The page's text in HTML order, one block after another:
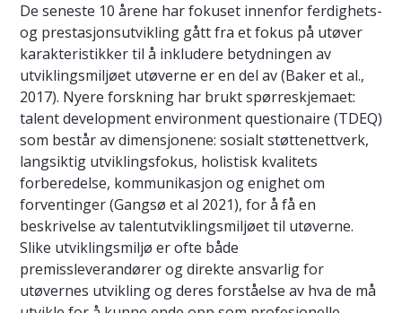
De seneste 10 årene har fokuset innenfor ferdighets-
og prestasjonsutvikling gått fra et fokus på utøver
karakteristikker til å inkludere betydningen av
utviklingsmiljøet utøverne er en del av (Baker et al.,
2017). Nyere forskning har brukt spørreskjemaet:
talent development environment questionaire (TDEQ)
som består av dimensjonene: sosialt støttenettverk,
langsiktig utviklingsfokus, holistisk kvalitets
forberedelse, kommunikasjon og enighet om
forventinger (Gangsø et al 2021), for å få en
beskrivelse av talentutviklingsmiljøet til utøverne.
Slike utviklingsmiljø er ofte både
premissleverandører og direkte ansvarlig for
utøvernes utvikling og deres forståelse av hva de må